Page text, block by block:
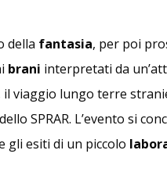
della fantasia, per poi
brani interpretati da
viaggio lungo terre
SPRAR. L’evento si
gli esiti di un piccolo